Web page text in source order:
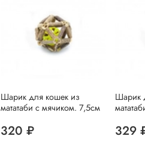
Шарик для кошек из
мататаби с мячиком. 7,5см
320 ₽
Шарик
329